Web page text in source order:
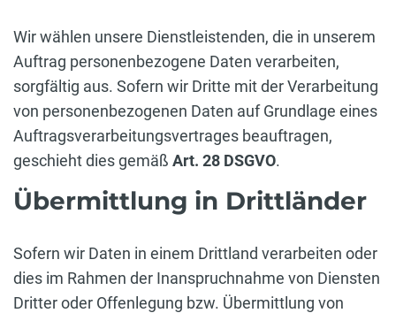
Wir wählen unsere Dienstleistenden, die in unserem
Auftrag personenbezogene Daten verarbeiten,
sorgfältig aus. Sofern wir Dritte mit der Verarbeitung
von personenbezogenen Daten auf Grundlage eines
Auftragsverarbeitungsvertrages beauftragen,
geschieht dies gemäß Art. 28 DSGVO.
Übermittlung in Drittländer
Sofern wir Daten in einem Drittland verarbeiten oder
dies im Rahmen der Inanspruchnahme von Diensten
Dritter oder Offenlegung bzw. Übermittlung von